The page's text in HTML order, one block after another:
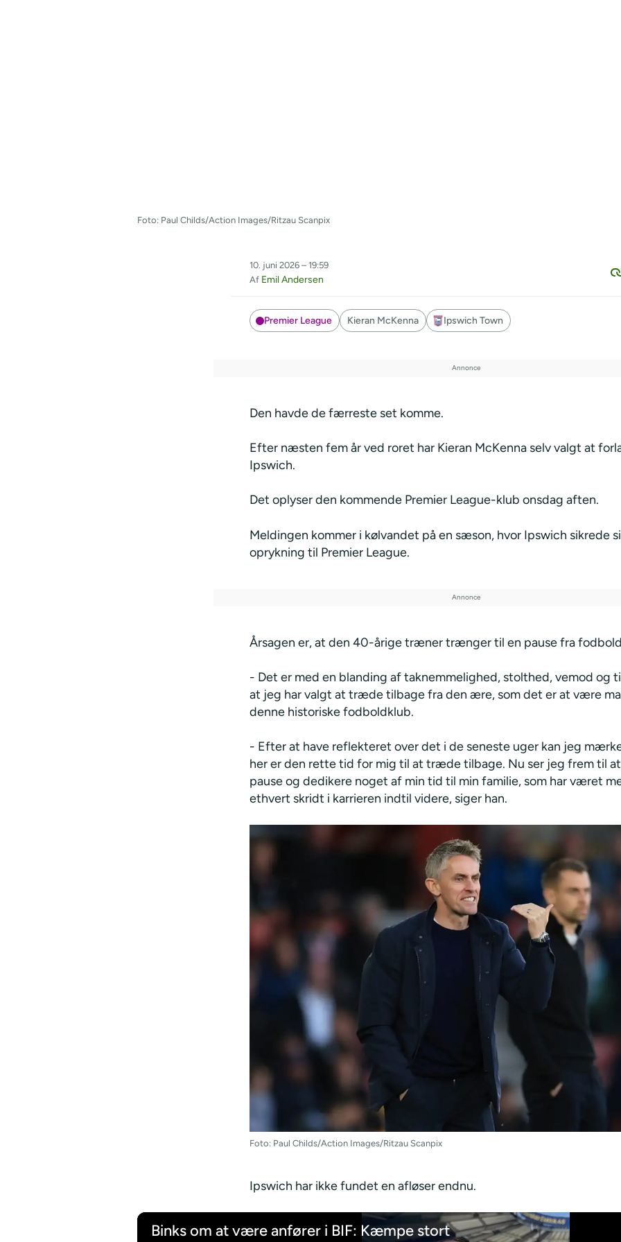
Foto: Paul Childs/Action Images/Ritzau Scanpix
10. juni 2026 – 19:59
Af Emil Andersen
Premier League Kieran McKenna Ipswich Town
Den havde de færreste set komme.
Efter næsten fem år ved roret har Kieran McKenna selv valgt at
Ipswich.
Det oplyser den kommende Premier League-klub onsdag aften.
Meldingen kommer i kølvandet på en sæson, hvor Ipswich sikrede
oprykning til Premier League.
Årsagen er, at den 40-årige træner trænger til en pause fra
- Det er med en blanding af taknemmelighed, stolthed, vemod og
at jeg har valgt at træde tilbage fra den ære, som det er at være
denne historiske fodboldklub.
- Efter at have reflekteret over det i de seneste uger kan jeg
her er den rette tid for mig til at træde tilbage. Nu ser jeg frem til
pause og dedikere noget af min tid til min familie, som har været
ethvert skridt i karrieren indtil videre, siger han.
Foto: Paul Childs/Action Images/Ritzau Scanpix
Ipswich har ikke fundet en afløser endnu.
Binks om at være anfører i BIF: Kæmpe stort